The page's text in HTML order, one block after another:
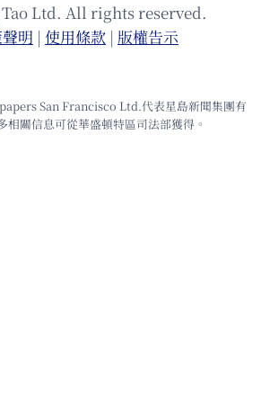
Ltd. All rights reserved.
明 | 使⽤條款 | 版權告⽰
San Francisco Ltd.代表星島新聞集團有
相關信息可從華盛頓特區司法部獲得。